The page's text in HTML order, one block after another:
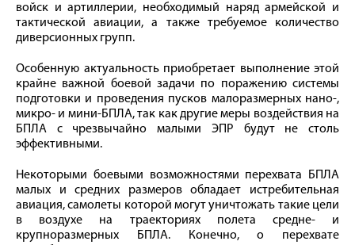
войск и артиллерии, необходимый наряд армейской и
тактической авиации, а также требуемое количество
диверсионных групп.
Особенную актуальность приобретает выполнение этой
крайне важной боевой задачи по поражению системы
подготовки и проведения пусков малоразмерных нано-,
микро- и мини-БПЛА, так как другие меры воздействия на
БПЛА с чрезвычайно малыми ЭПР будут не столь
эффективными.
Некоторыми боевыми возможностями перехвата БПЛА
малых и средних размеров обладает истребительная
авиация, самолеты которой могут уничтожать такие цели
в воздухе на траекториях полета средне- и
крупноразмерных БПЛА. Конечно, о перехвате